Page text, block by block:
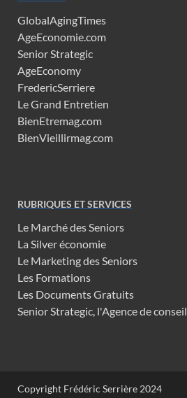
GlobalAgingTimes
AgeEconomie.com
Senior Strategic
AgeEconomy
FredericSerriere
Le Grand Entretien
BienEtremag.com
BienVieillirmag.com
RUBRIQUES ET SERVICES
Le Marché des Seniors
La Silver économie
Le Marketing des Seniors
Les Formations
Les Documents Gratuits
Senior Strategic, l'Agence de conseil
Copyright Frédéric Serrière 2024